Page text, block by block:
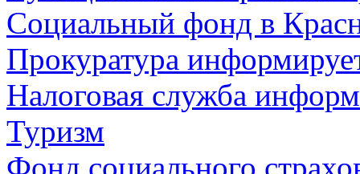
Социальный фонд в
Прокуратура
Налоговая служба
Туризм
Фонд социального